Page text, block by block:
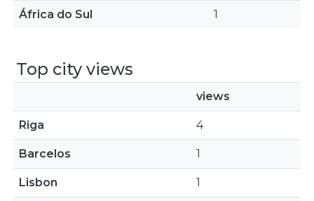
África do Sul 1
Top city views
views
Riga 4
Barcelos 1
Lisbon 1